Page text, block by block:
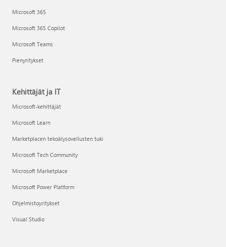
Microsoft 365
Microsoft 365 Copilot
Microsoft Teams
Pienyritykset
Kehittäjät ja IT
Microsoft-kehittäjät
Microsoft Learn
Marketplacen tekoälysovellusten tuki
Microsoft Tech Community
Microsoft Marketplace
Microsoft Power Platform
Ohjelmistoyritykset
Visual Studio